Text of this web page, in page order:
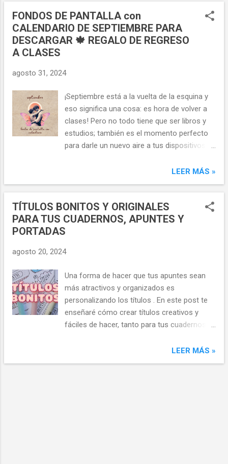
cumpleaños hecha a mano Materiales
Cartulina negra Lápiz blanco y goma Tijeras
Témperas sólidas (colores rosa y naranja)
Pegamento de purpurina (colores cobre y
rectángulo de cartulina negra. Asegúrate de
que deseas. Una vez recortado, dobla el
rectángulo a la mitad para formar la base de
la tarjeta. Dibujo de la silueta Con un lápiz
blanco, dibuja la silueta de media mariposa
sobre la cartulina doblada. Asegúrate de que
pliegue de la cartulina. Recortar la silueta Sin
desdoblar la cartulina, reco...
FONDOS DE PANTALLA con
CALENDARIO DE SEPTIEMBRE PARA
DESCARGAR 🍁 REGALO DE REGRESO
A CLASES
agosto 31, 2024
¡Septiembre está a la vuelta de la esquina y
eso significa una cosa: es hora de volver a
clases! Pero no todo tiene que ser libros y
estudios; también es el momento perfecto
para darle un nuevo aire a tus dispositivos
fresco y actualizado. En este post,
comparto contigo tres diseños de fondos
de pantalla con calendario que he diseñado
especialmente para ti y que puedes
descargar completamente gratis . Fondos
de pantalla con calendario de Septiembre
calendario? 1. Organización al alcance de tu
ayuda a recordar tus fechas clave sin
esfuerzo. 2. Inspiración diaria : Puedes elegir
un diseño que te motive, ya sea con citas
inspiradoras, paisajes relajantes o colores
que estimulen tu creatividad. 3.
con un fondo que refleje tu personalidad.
¿Cómo usar estos fondos de pantalla? Es
LEER MÁS »
TÍTULOS BONITOS Y ORIGINALES
PARA TUS CUADERNOS, APUNTES Y
PORTADAS
agosto 20, 2024
Una forma de hacer que tus apuntes sean
más atractivos y organizados es
personalizando los títulos . En este post te
enseñaré cómo crear títulos creativos y
fáciles de hacer, tanto para tus cuadernos
cualquier otro proyecto escolar.¿Te gustaría
que tus apuntes se vean más bonitos y
LEER MÁS »